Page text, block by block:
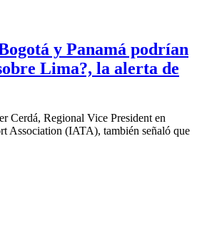
y Panamá podrían
Lima?, la alerta de
Cerdá, Regional Vice President en
Association (IATA), también señaló que